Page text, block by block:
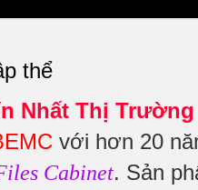
Nhất Thị Trường
với hơn 20
Cabinet. Sản